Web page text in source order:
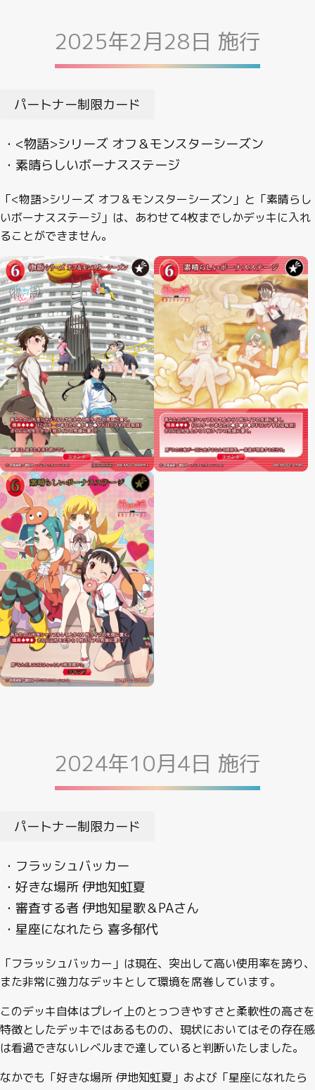
2025年2月28日 施行
パートナー制限カード
・<物語>シリーズ オフ＆モンスターシーズン
・素晴らしいボーナスステージ
「<物語>シリーズ オフ＆モンスターシーズン」と「素晴らし
いボーナスステージ」は、あわせて4枚までしかデッキに入れ
ることができません。
2024年10月4日 施行
パートナー制限カード
・フラッシュバッカー
・好きな場所 伊地知虹夏
・審査する者 伊地知星歌＆PAさん
・星座になれたら 喜多郁代
「フラッシュバッカー」は現在、突出して高い使用率を誇り、
また非常に強力なデッキとして環境を席巻しています。
このデッキ自体はプレイ上のとっつきやすさと柔軟性の高さを
特徴としたデッキではあるものの、現状においてはその存在感
は看過できないレベルまで達していると判断いたしました。
なかでも「好きな場所 伊地知虹夏」および「星座になれたら